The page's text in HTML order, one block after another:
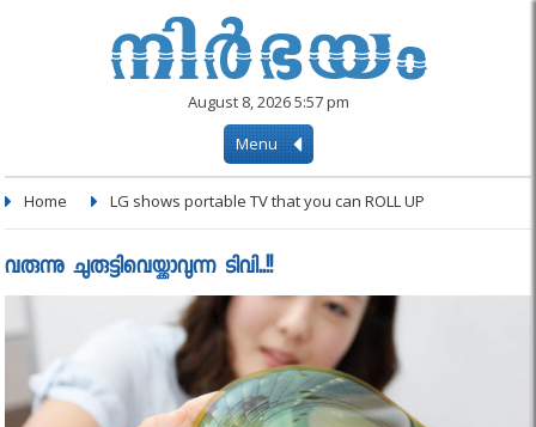
August 8, 2026 5:57 pm
Menu
Home LG shows portable TV that you can ROLL UP
വരുന്നു ചുരുട്ടിവെയ്ക്കാവുന്ന ടിവി..!!